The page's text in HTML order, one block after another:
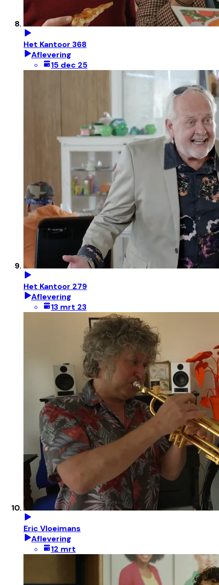
Het Kantoor 368
Aflevering
15 dec 25
Het Kantoor 279
Aflevering
13 mrt 23
Eric Vloeimans
Aflevering
12 mrt